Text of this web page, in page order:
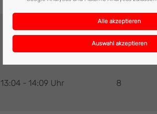
13:04 - 14:09 Uhr 8